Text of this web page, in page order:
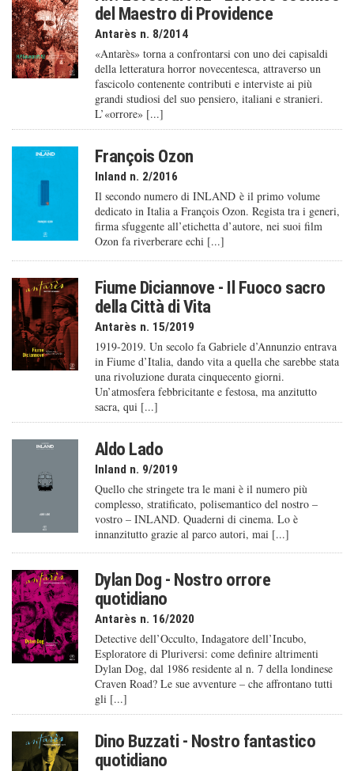
del Maestro di Providence
Antarès n. 8/2014
«Antarès» torna a confrontarsi con uno dei capisaldi
della letteratura horror novecentesca, attraverso un
fascicolo contenente contributi e interviste ai più
grandi studiosi del suo pensiero, italiani e stranieri.
L’«orrore» [...]
François Ozon
Inland n. 2/2016
Il secondo numero di INLAND è il primo volume
dedicato in Italia a François Ozon. Regista tra i generi,
firma sfuggente all’etichetta d’autore, nei suoi film
Ozon fa riverberare echi [...]
Fiume Diciannove - Il Fuoco sacro
della Città di Vita
Antarès n. 15/2019
1919-2019. Un secolo fa Gabriele d’Annunzio entrava
in Fiume d’Italia, dando vita a quella che sarebbe stata
una rivoluzione durata cinquecento giorni.
Un’atmosfera febbricitante e festosa, ma anzitutto
sacra, qui [...]
Aldo Lado
Inland n. 9/2019
Quello che stringete tra le mani è il numero più
complesso, stratificato, polisemantico del nostro –
vostro – INLAND. Quaderni di cinema. Lo è
innanzitutto grazie al parco autori, mai [...]
Dylan Dog - Nostro orrore
quotidiano
Antarès n. 16/2020
Detective dell’Occulto, Indagatore dell’Incubo,
Esploratore di Pluriversi: come definire altrimenti
Dylan Dog, dal 1986 residente al n. 7 della londinese
Craven Road? Le sue avventure – che affrontano tutti
gli [...]
Dino Buzzati - Nostro fantastico
quotidiano